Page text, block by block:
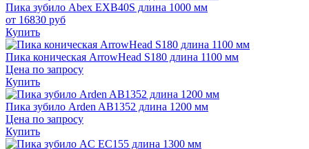
Пика зубило Abex EXB40S длина 1000 мм
от 16830 руб
Купить
Пика коническая ArrowHead S180 длина 1100 мм
Цена по запросу
Купить
Пика зубило Arden AB1352 длина 1200 мм
Цена по запросу
Купить